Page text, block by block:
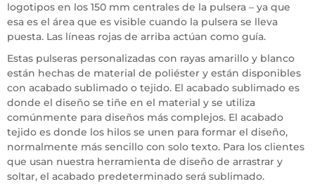
logotipos en los 150 mm centrales de la pulsera – ya que
esa es el área que es visible cuando la pulsera se lleva
puesta. Las líneas rojas de arriba actúan como guía.
Estas pulseras personalizadas con rayas amarillo y blanco
están hechas de material de poliéster y están disponibles
con acabado sublimado o tejido. El acabado sublimado es
donde el diseño se tiñe en el material y se utiliza
comúnmente para diseños más complejos. El acabado
tejido es donde los hilos se unen para formar el diseño,
normalmente más sencillo con solo texto. Para los clientes
que usan nuestra herramienta de diseño de arrastrar y
soltar, el acabado predeterminado será sublimado.